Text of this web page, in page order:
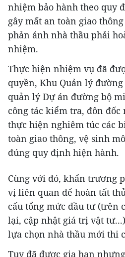
nhiệm bảo hành theo quy
gây mất an toàn giao
phản ánh nhà thầu phải
nhiệm.
Thực hiện nhiệm vụ đã
quyền, Khu Quản lý
quản lý Dự án đường bộ
công tác kiểm tra, đôn đốc
thực hiện nghiêm túc các
toàn giao thông, vệ sinh
đúng quy định hiện hành.
Cùng với đó, khẩn trương
vị liên quan để hoàn tất
cấu tổng mức đầu tư (trên
lại, cập nhật giá trị vật
lựa chọn nhà thầu mới thi
Tuy đã được gia hạn